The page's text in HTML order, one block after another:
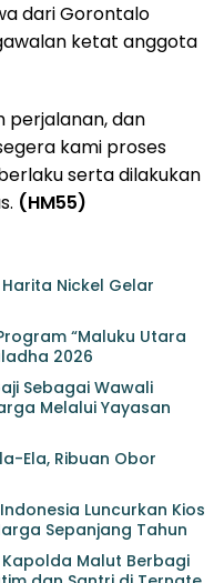
dari Gorontalo
ketat anggota
perjalanan, dan
kami proses
serta dilakukan
(HM55)
Nickel Gelar
“Maluku Utara
2026
Sebagai Wawali
Melalui Yayasan
Ela, Ribuan Obor
Luncurkan Kios
Sepanjang Tahun
Kapolda Malut Berbagi